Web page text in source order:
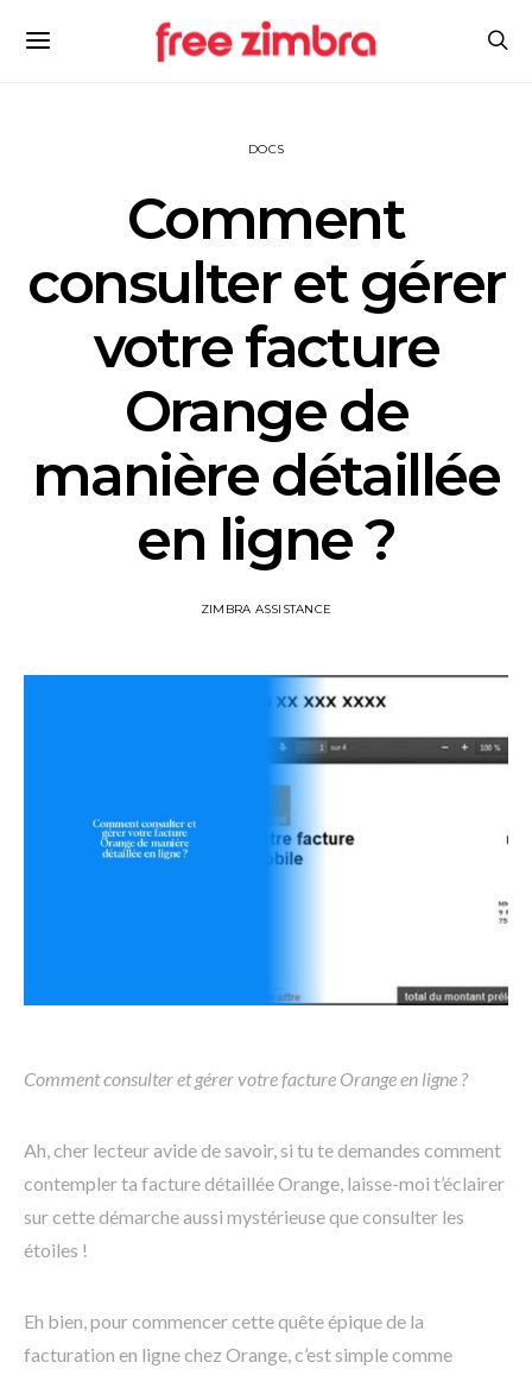
DOCS
Comment
consulter et gérer
votre facture
Orange de
manière détaillée
en ligne ?
ZIMBRA ASSISTANCE
Comment consulter et gérer votre facture Orange en ligne ?
Ah, cher lecteur avide de savoir, si tu te demandes comment
contempler ta facture détaillée Orange, laisse-moi t’éclairer
sur cette démarche aussi mystérieuse que consulter les
étoiles !
Eh bien, pour commencer cette quête épique de la
facturation en ligne chez Orange, c’est simple comme